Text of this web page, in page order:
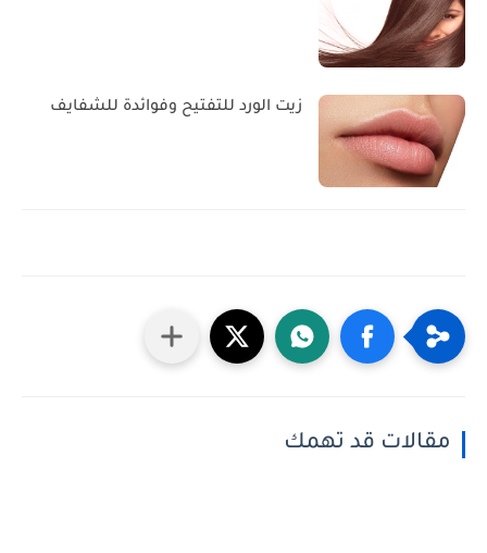
زيت الورد للتفتيح وفوائدة للشفايف
مقالات قد تهمك